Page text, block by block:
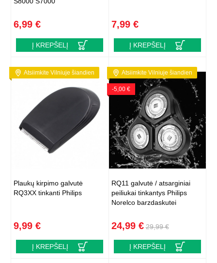
6,99 €
Į KREPŠELĮ
7,99 €
Į KREPŠELĮ
Atsiimkite Vilniuje šiandien
Plaukų kirpimo galvutė
RQ3XX tinkanti Philips
9,99 €
Į KREPŠELĮ
Atsiimkite Vilniuje šiandien
-5,00 €
RQ11 galvutė / atsarginiai
peiliukai tinkantys Philips
Norelco barzdaskutei
24,99 € 29,99 €
Į KREPŠELĮ